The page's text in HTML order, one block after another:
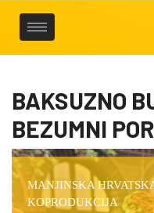
BAKSUZNO
BEZUMNI
MANJINSKA
KOPRODUKCIJA